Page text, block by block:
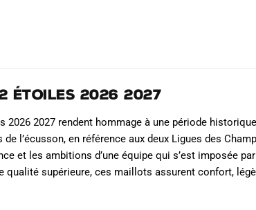
Étoiles 2026 2027
2026 2027 rendent hommage à une période
de l’écusson, en référence aux deux Ligues des
et les ambitions d’une équipe qui s’est imposée
qualité supérieure, ces maillots assurent confort,